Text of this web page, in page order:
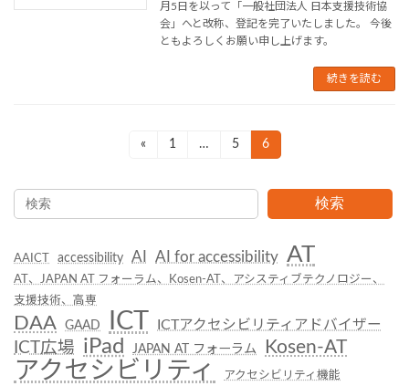
月5日を以って「一般社団法人 日本支援技術協
会」へと改称、登記を完了いたしました。 今後
ともよろしくお願い申し上げます。
続きを読む
の
ー
ジ
送
り
«
固
1 …
固
5
固
6
検索
AAICT accessibility AI AI for accessibility AT
AT、JAPAN AT フォーラム、Kosen-AT、アシスティブテクノロジー、
支援技術、高専
DAA GAAD ICT ICTアクセシビリティアドバイザー
ICT広場 iPad JAPAN AT フォーラム Kosen-AT
アクセシビリティ アクセシビリティ機能